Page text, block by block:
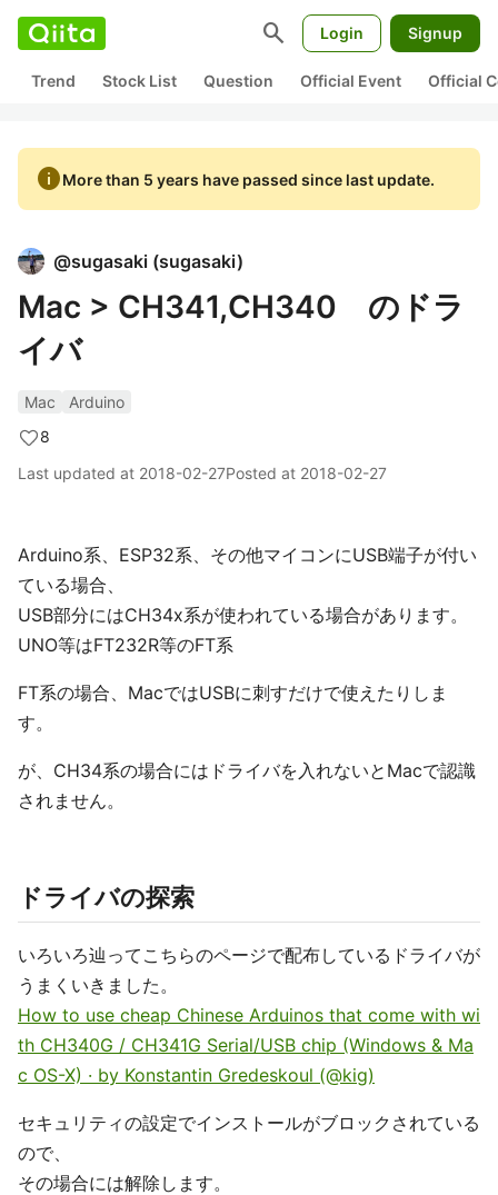
search Login Signup
Trend Stock List Question Official Event Official
infoMore than 5 years have passed since last update.
@sugasaki (sugasaki)
Mac > CH341,CH340 のドラ
イバ
Mac
Arduino
8
Last updated at 2018-02-27Posted at 2018-02-27
Arduino系、ESP32系、その他マイコンにUSB端子が付い
ている場合、
USB部分にはCH34x系が使われている場合があります。
UNO等はFT232R等のFT系
FT系の場合、MacではUSBに刺すだけで使えたりしま
す。
が、CH34系の場合にはドライバを入れないとMacで認識
されません。
ドライバの探索
いろいろ辿ってこちらのページで配布しているドライバが
うまくいきました。
How to use cheap Chinese Arduinos that come with wi
th CH340G / CH341G Serial/USB chip (Windows & Ma
c OS-X) · by Konstantin Gredeskoul (@kig)
セキュリティの設定でインストールがブロックされている
ので、
その場合には解除します。